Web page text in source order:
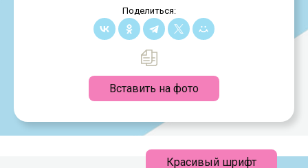
Поделиться:
Вставить на фото
Красивый шрифт